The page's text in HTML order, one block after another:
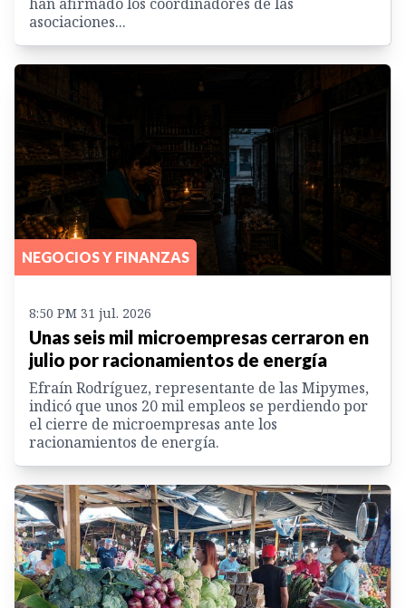
asociaciones...
NEGOCIOS Y FINANZAS
8:50 PM 31 jul. 2026
Unas seis mil microempresas cerraron en
julio por racionamientos de energía
Efraín Rodríguez, representante de las Mipymes,
indicó que unos 20 mil empleos se perdiendo por
el cierre de microempresas ante los
racionamientos de energía.